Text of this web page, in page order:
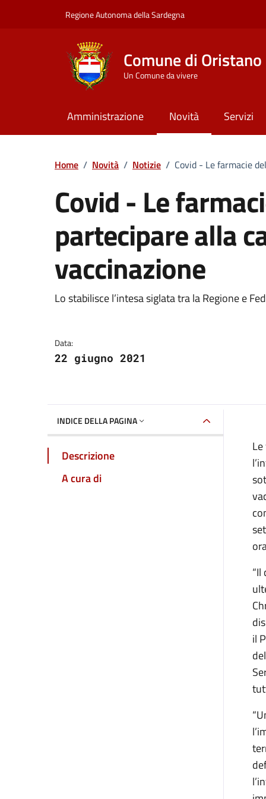
Regione Autonoma della Sardegna
Comune di Oristano
Un Comune da vivere
Amministrazione Novità Servizi
Home / Novità / Notizie / Covid - Le farmacie
Covid - Le
partecipare alla
vaccinazione
Dettagli della notizia
Lo stabilisce l’intesa siglata tra la Regione e
Data:
22 giugno 2021
INDICE DELLA PAGINA
Descrizione
A cura di
il